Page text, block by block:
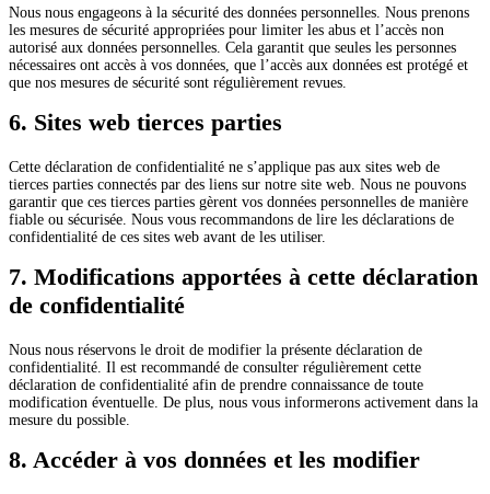
Nous nous engageons à la sécurité des données personnelles. Nous prenons
les mesures de sécurité appropriées pour limiter les abus et l’accès non
autorisé aux données personnelles. Cela garantit que seules les personnes
nécessaires ont accès à vos données, que l’accès aux données est protégé et
que nos mesures de sécurité sont régulièrement revues.
6. Sites web tierces parties
Cette déclaration de confidentialité ne s’applique pas aux sites web de
tierces parties connectés par des liens sur notre site web. Nous ne pouvons
garantir que ces tierces parties gèrent vos données personnelles de manière
fiable ou sécurisée. Nous vous recommandons de lire les déclarations de
confidentialité de ces sites web avant de les utiliser.
7. Modifications apportées à cette déclaration
de confidentialité
Nous nous réservons le droit de modifier la présente déclaration de
confidentialité. Il est recommandé de consulter régulièrement cette
déclaration de confidentialité afin de prendre connaissance de toute
modification éventuelle. De plus, nous vous informerons activement dans la
mesure du possible.
8. Accéder à vos données et les modifier